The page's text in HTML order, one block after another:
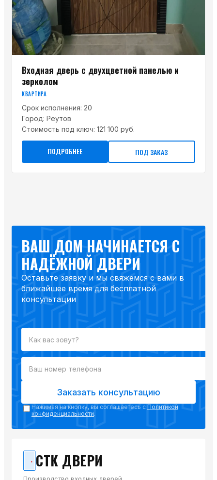
Входная дверь с двухцветной панелью и
зерколом
КВАРТИРА
Срок исполнения: 20
Город: Реутов
Стоимость под ключ: 121 100 руб.
ПОДРОБНЕЕ ПОД ЗАКАЗ
ВАШ ДОМ НАЧИНАЕТСЯ С
НАДЁЖНОЙ ДВЕРИ
Оставьте заявку и мы свяжемся с вами в
ближайшее время для бесплатной
консультации
Заказать консультацию
Нажимая на кнопку, вы соглашаетесь с Политикой
конфиденциальности.
СТК ДВЕРИ